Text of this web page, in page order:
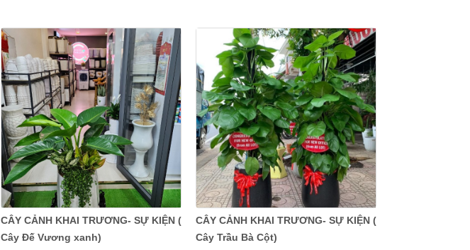
CÂY CẢNH KHAI TRƯƠNG- SỰ KIỆN (
Cây Đế Vương xanh)
CÂY CẢNH KHAI TRƯƠNG- SỰ KIỆN (
Cây Trầu Bà Cột)